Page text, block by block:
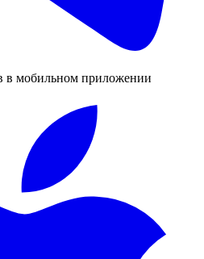
в мобильном приложении